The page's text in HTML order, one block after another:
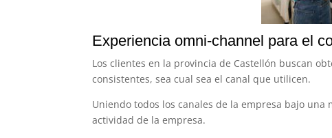
Experiencia omni-channel para el
Los clientes en la provincia de Castellón buscan
consistentes, sea cual sea el canal que utilicen.
Uniendo todos los canales de la empresa bajo
actividad de la empresa.